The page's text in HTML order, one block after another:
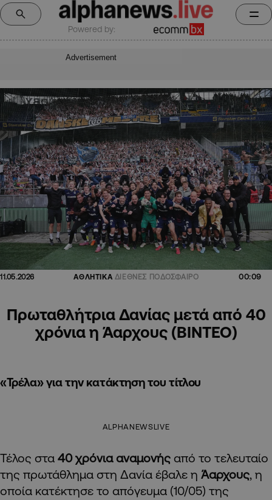
Powered by:
Advertisement
11.05.2026 ΑΘΛΗΤΙΚΑ ΔΙΕΘΝΕΣ ΠΟΔΟΣΦΑΙΡΟ 00:09
Πρωταθλήτρια Δανίας μετά από 40
χρόνια η Άαρχους (ΒΙΝΤΕΟ)
«Τρέλα» για την κατάκτηση του τίτλου
ALPHANEWSLIVE
Τέλος στα 40 χρόνια αναμονής από το τελευταίο
της πρωτάθλημα στη Δανία έβαλε η Άαρχους, η
οποία κατέκτησε το απόγευμα (10/05) της